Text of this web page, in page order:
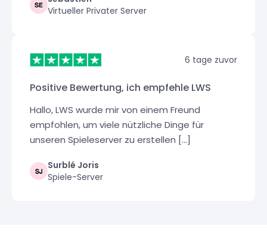
Virtueller Privater Server
6 tage zuvor
Positive Bewertung, ich empfehle LWS
Hallo, LWS wurde mir von einem Freund
empfohlen, um viele nützliche Dinge für
unseren Spieleserver zu erstellen [...]
Surblé Joris
Spiele-Server